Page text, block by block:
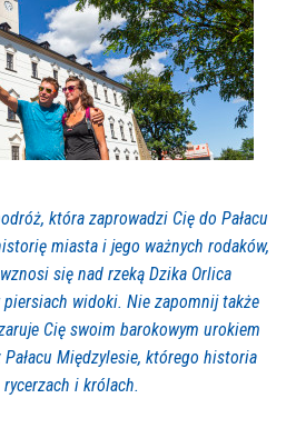
która zaprowadzi Cię do Pałacu
miasta i jego ważnych rodaków,
się nad rzeką Dzika Orlica
widoki. Nie zapomnij także
Cię swoim barokowym urokiem
Międzylesie, którego historia
i królach.